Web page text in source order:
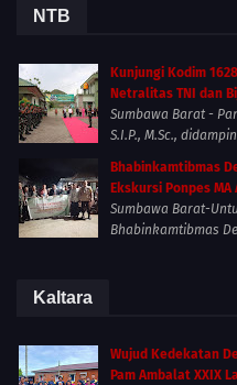
NTB
Kunjungi Kodim
Netralitas TNI dan
Sumbawa Barat -
S.I.P., M.Sc.,
Bhabinkamtibmas
Ekskursi Ponpes
Sumbawa Barat-
Bhabinkamtibmas
Kaltara
Wujud Kedekatan
Pam Ambalat XXIX